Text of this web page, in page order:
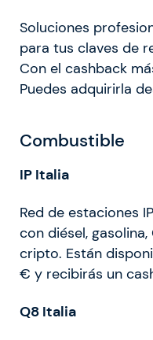
Soluciones
para tus claves de
Con el cashback
Puedes adquirirla
Combustible
IP Italia
Red de estaciones
con diésel,
cripto. Están
€ y recibirás un
Q8 Italia